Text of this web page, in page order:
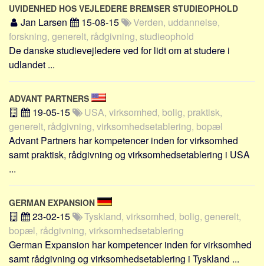
Steder
Kilder
Om
Redigering
Tekstannoncer
Bannere
UVIDENHED HOS VEJLEDERE BREMSER STUDIEOPHOLD
Jan Larsen 15-08-15
Verden, uddannelse,
forskning, generelt, rådgivning, studieophold
De danske studievejledere ved for lidt om at studere i
udlandet ...
ADVANT PARTNERS
19-05-15
USA, virksomhed, bolig, praktisk,
generelt, rådgivning, virksomhedsetablering, bopæl
Advant Partners har kompetencer inden for virksomhed
samt praktisk, rådgivning og virksomhedsetablering i USA
...
GERMAN EXPANSION
23-02-15
Tyskland, virksomhed, bolig, generelt,
bopæl, rådgivning, virksomhedsetablering
German Expansion har kompetencer inden for virksomhed
samt rådgivning og virksomhedsetablering i Tyskland ...